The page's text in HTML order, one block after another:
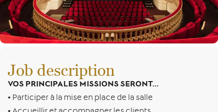
Job description
VOS PRINCIPALES MISSIONS SERONT…
• Participer à la mise en place de la salle